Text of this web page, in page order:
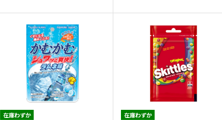
在庫わずか 在庫わずか